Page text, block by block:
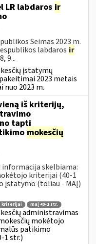
LR labdaros ir
Seimas 2023 m.
labdaros ir
9...
įstatymų
2023 metais
nuo 2023 m.
iš kriterijų,
tapti
mokesčių
informacija skelbiama:
kriterijai (40-1
įstatymo (toliau - MAĮ)
kriterijai maį 40-1 str.
administravimas
mokėtojo
patikimo
1 str.)